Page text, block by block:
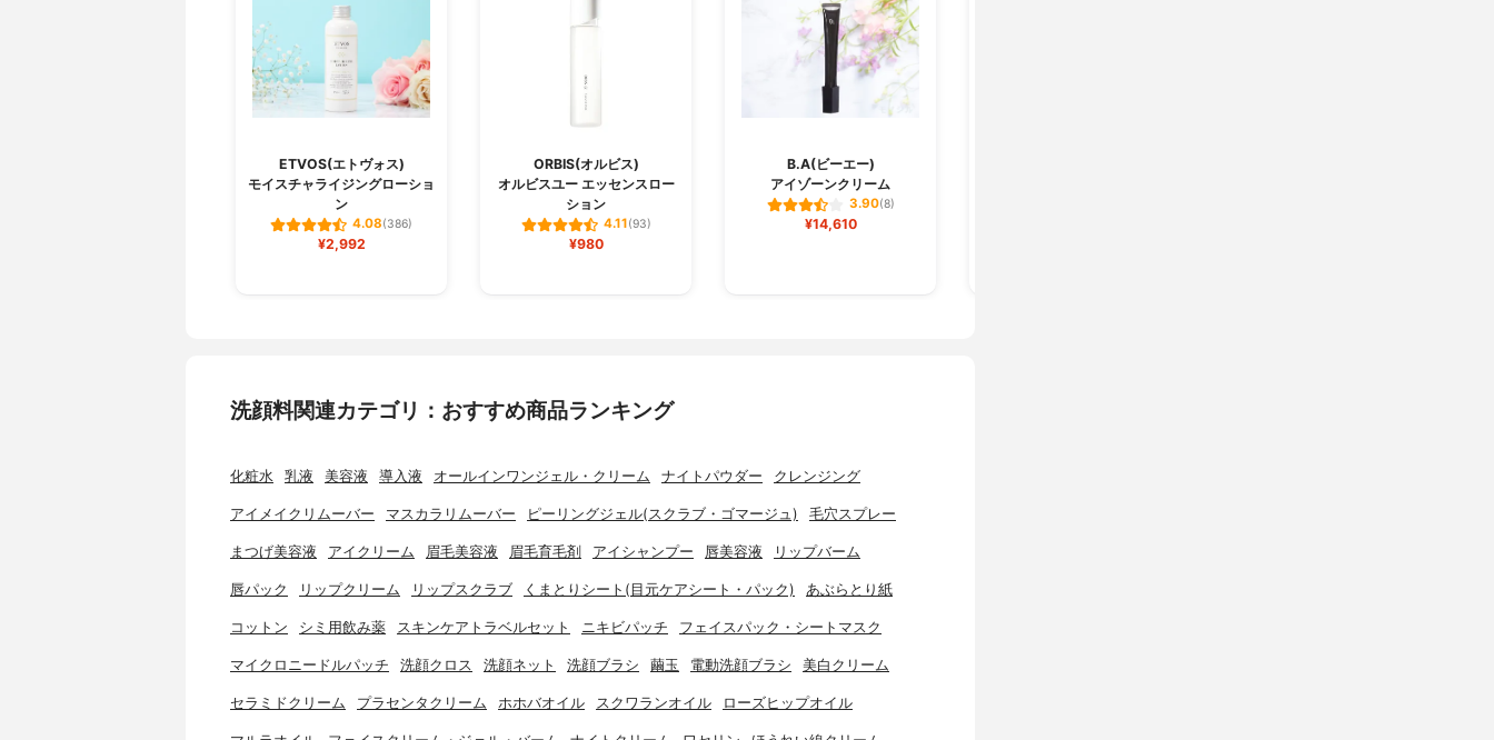
ETVOS(エトヴォス)
モイスチャライジングローショ
ン
4.08(386)
¥2,992
ORBIS(オルビス)
オルビスユー エッセンスロー
ション
4.11(93)
¥980
B.A(ビーエー)
アイゾーンクリーム
3.90(8)
¥14,610
洗顔料関連カテゴリ：おすすめ商品ランキング
化粧水 乳液 美容液 導入液 オールインワンジェル・クリーム ナイトパウダー クレンジング
アイメイクリムーバー マスカラリムーバー ピーリングジェル(スクラブ・ゴマージュ) 毛穴スプレー
まつげ美容液 アイクリーム 眉毛美容液 眉毛育毛剤 アイシャンプー 唇美容液 リップバーム
唇パック リップクリーム リップスクラブ くまとりシート(目元ケアシート・パック) あぶらとり紙
コットン シミ用飲み薬 スキンケアトラベルセット ニキビパッチ フェイスパック・シートマスク
マイクロニードルパッチ 洗顔クロス 洗顔ネット 洗顔ブラシ 繭玉 電動洗顔ブラシ 美白クリーム
セラミドクリーム プラセンタクリーム ホホバオイル スクワランオイル ローズヒップオイル